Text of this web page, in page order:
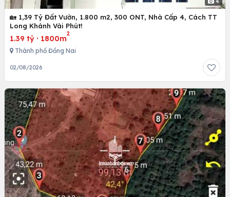
🏡 1,39 Tỷ Đất Vườn, 1.800 m2, 300 ONT, Nhà Cấp 4, Cách TT
Long Khánh Vài Phút!
1.39 tỷ · 1800m
2
Thành phố Đồng Nai
02/08/2026